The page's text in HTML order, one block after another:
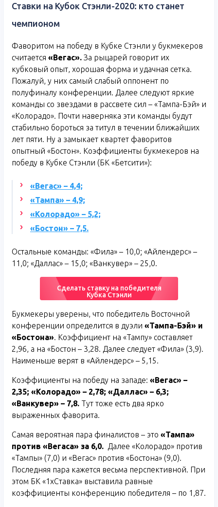
Ставки на Кубок Стэнли-2020: кто станет
чемпионом
Фаворитом на победу в Кубке Стэнли у букмекеров
считается «Вегас». За рыцарей говорит их
кубковый опыт, хорошая форма и удачная сетка.
Пожалуй, у них самый слабый оппонент по
полуфиналу конференции. Далее следуют яркие
команды со звездами в рассвете сил – «Тампа-Бэй» и
«Колорадо». Почти наверняка эти команды будут
стабильно бороться за титул в течении ближайших
лет пяти. Ну а замыкает квартет фаворитов
опытный «Бостон». Коэффициенты букмекеров на
победу в Кубке Стэнли (БК «Бетсити»):
«Вегас» – 4,4;
«Тампа» – 4,9;
«Колорадо» – 5,2;
«Бостон» – 7,5.
Остальные команды: «Фила» – 10,0; «Айлендерс» –
11,0; «Даллас» – 15,0; «Ванкувер» – 25,0.
Сделать ставку на победителя
Кубка Стэнли
Букмекеры уверены, что победитель Восточной
конференции определится в дуэли «Тампа-Бэй» и
«Бостона». Коэффициент на «Тампу» составляет
2,96, а на «Бостон – 3,28. Далее следует «Фила» (3,9).
Наименьше верят в «Айлендерс» – 5,15.
Коэффициенты на победу на западе: «Вегас» –
2,35; «Колорадо» – 2,78; «Даллас» – 6,3;
«Ванкувер» – 7,8. Тут тоже есть два ярко
выраженных фаворита.
Самая вероятная пара финалистов – это «Тампа»
против «Вегаса» за 6,0. Далее «Колорадо» против
«Тампы» (7,0) и «Вегас» против «Бостона» (9,0).
Последняя пара кажется весьма перспективной. При
этом БК «1хСтавка» выставила равные
коэффициенты конференцию победителя – по 1,87.